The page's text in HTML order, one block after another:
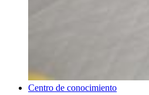
Centro de conocimiento